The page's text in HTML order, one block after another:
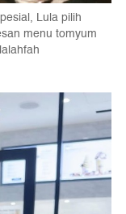
Lula pilih
menu tomyum